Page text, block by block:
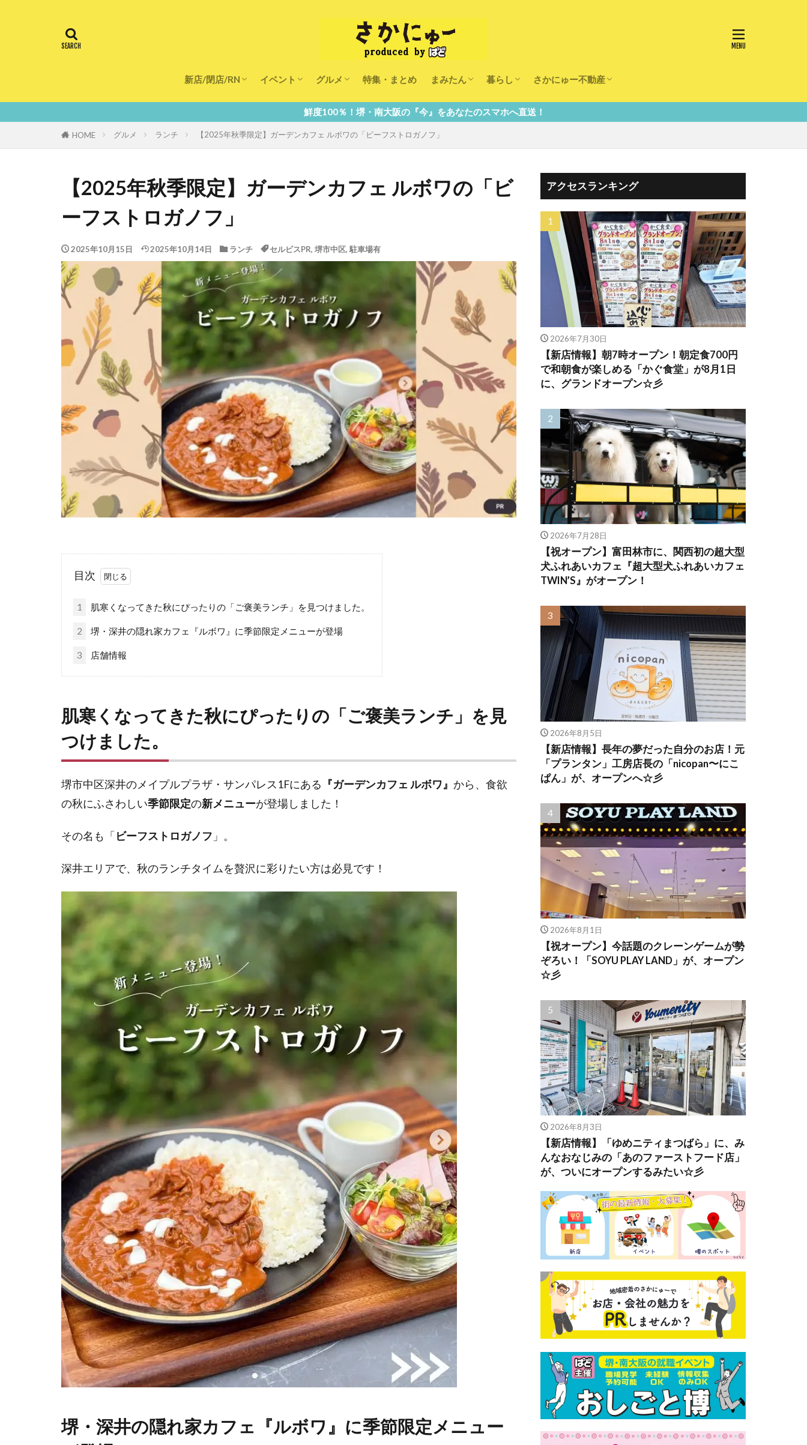
新店/閉店/RN イベント グルメ
ランチ
カフェ
特集・まとめ まみたん
まみたんイベント・おでかけ
習い事・キャンペーン
幼稚園・こども園・保育園
暮らし
医療
美容・健康
大人の習い事
キッズ
子供の教育
子供の習い事
おしごと
さかにゅー不動産
住宅
リフォーム
鮮度100％！堺・南大阪の『今』をあなたのスマホへ直送！
HOME グルメ ランチ 【2025年秋季限定】ガーデンカフェ ルボワの「ビーフストロガノフ」
【2025年秋季限定】ガーデンカフェ ルボワの「ビ
ーフストロガノフ」
2025年10月15日 2025年10月14日 ランチ セルビスPR, 堺市中区, 駐車場有
目次
1 肌寒くなってきた秋にぴったりの「ご褒美ランチ」を見つけました。
2 堺・深井の隠れ家カフェ『ルボワ』に季節限定メニューが登場
3 店舗情報
肌寒くなってきた秋にぴったりの「ご褒美ランチ」を見
つけました。
堺市中区深井のメイプルプラザ・サンパレス1Fにある 『ガーデンカフェ ルボワ』 から、食欲
の秋にふさわしい季節限定の新メニューが登場しました！
その名も「ビーフストロガノフ 」。
深井エリアで、秋のランチタイムを贅沢に彩りたい方は必見です！
堺・深井の隠れ家カフェ『ルボワ』に季節限定メニュー
アクセスランキング
2026年7月30日
【新店情報】朝7時オープン！朝定食700円
で和朝食が楽しめる「かぐ食堂」が8月1日
に、グランドオープン☆彡
2026年7月28日
【祝オープン】富田林市に、関西初の超大型
犬ふれあいカフェ『超大型犬ふれあいカフェ
TWIN’S』がオープン！
2026年8月5日
【新店情報】長年の夢だった自分のお店！元
「プランタン」工房店長の「nicopan〜にこ
ぱん」が、オープンへ☆彡
2026年8月1日
【祝オープン】今話題のクレーンゲームが勢
ぞろい！「SOYU PLAY LAND」が、オープン
☆彡
2026年8月3日
【新店情報】「ゆめニティまつばら」に、み
んなおなじみの「あのファーストフード店」
が、ついにオープンするみたい☆彡